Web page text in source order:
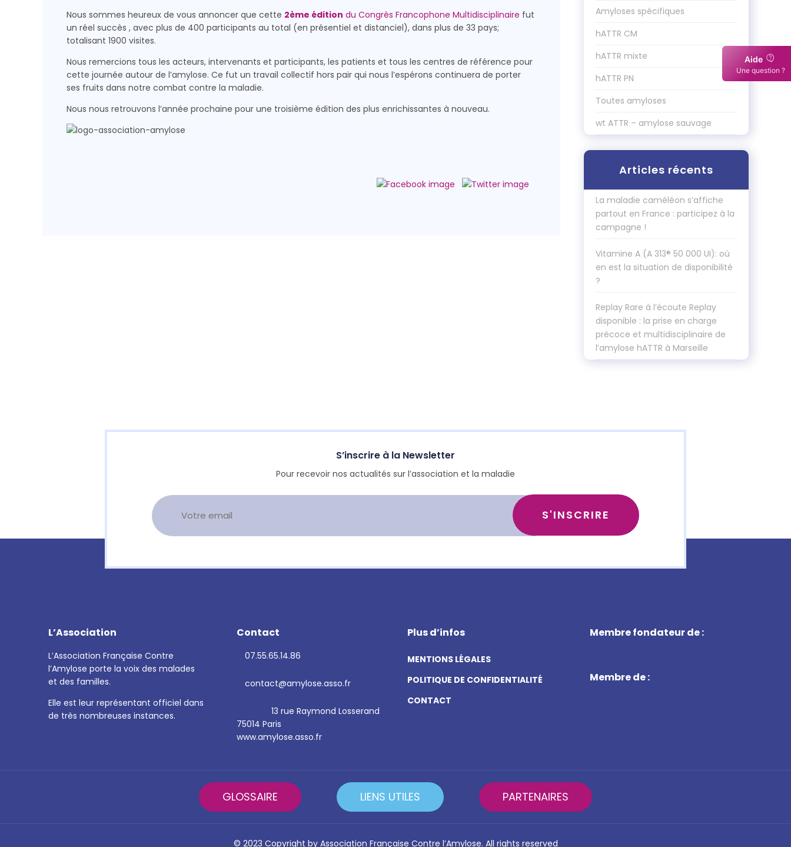
Nous sommes heureux de vous annoncer que cette 2ème édition du Congrès Francophone Multidisciplinaire fut
un réel succès , avec plus de 400 participants au total (en présentiel et distanciel), dans plus de 33 pays;
totalisant 1900 visites.
Nous remercions tous les acteurs, intervenants et participants, les patients et tous les centres de référence pour
cette journée autour de l’amylose. Ce fut un travail collectif hors pair qui nous l’espérons continuera de porter
ses fruits dans notre combat contre la maladie.
Nous nous retrouvons l’année prochaine pour une troisième édition des plus enrichissantes à nouveau.
Amyloses spécifiques
hATTR CM
hATTR mixte
hATTR PN
Toutes amyloses
wt ATTR – amylose sauvage
Articles récents
La maladie caméléon s’affiche
partout en France : participez à la
campagne !
Vitamine A (A 313® 50 000 UI): où
en est la situation de disponibilité
?
Replay Rare à l’écoute Replay
disponible : la prise en charge
précoce et multidisciplinaire de
l’amylose hATTR à Marseille
S’inscrire à la Newsletter
Pour recevoir nos actualités sur l’association et la maladie
L’Association
L’Association Française Contre
l’Amylose porte la voix des malades
et des familles.
Elle est leur représentant officiel dans
de très nombreuses instances.
Contact
07.55.65.14.86
contact@amylose.asso.fr
13 rue Raymond Losserand
75014 Paris
www.amylose.asso.fr
Plus d’infos
MENTIONS LÉGALES
POLITIQUE DE CONFIDENTIALITÉ
CONTACT
Membre fondateur de :
Membre de :
GLOSSAIRE LIENS UTILES PARTENAIRES
© 2023 Copyright by Association Française Contre l’Amylose. All rights reserved
Aide
Une question ?